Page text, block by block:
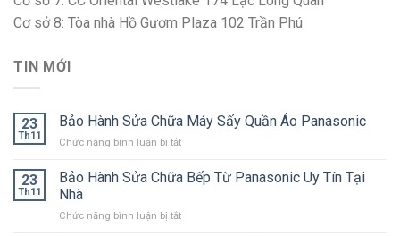
Cơ sở 8: Tòa nhà Hồ Gươm Plaza 102 Trần Phú
TIN MỚI
23
Th11
Bảo Hành Sửa Chữa Máy Sấy Quần Áo Panasonic
Chức năng bình luận bị tắtở
Hành
Máy
23
Th11
Bảo Hành Sửa Chữa Bếp Từ Panasonic Uy Tín Tại
Nhà
Chức năng bình luận bị tắtở